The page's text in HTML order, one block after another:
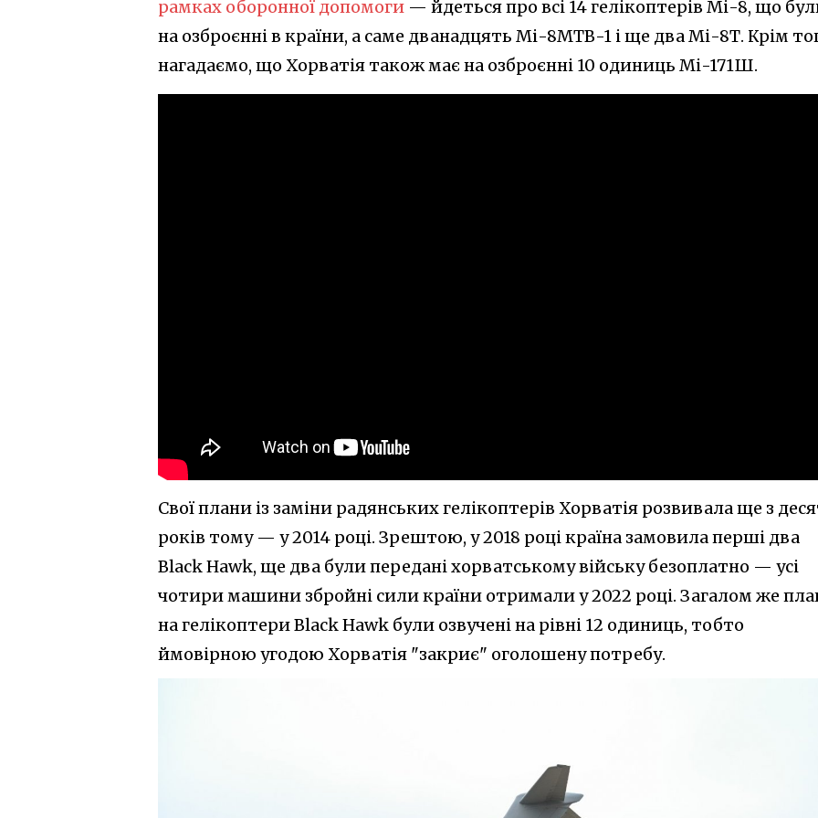
рамках оборонної допомоги — йдеться про всі 14 гелікоптерів Мі-8, що
на озброєнні в країни, а саме дванадцять Мі-8МТВ-1 і ще два Мі-8Т. Крім
нагадаємо, що Хорватія також має на озброєнні 10 одиниць Мі-171Ш.
Свої плани із заміни радянських гелікоптерів Хорватія розвивала ще з
років тому — у 2014 році. Зрештою, у 2018 році країна замовила перші два
Black Hawk, ще два були передані хорватському війську безоплатно — усі
чотири машини збройні сили країни отримали у 2022 році. Загалом же
на гелікоптери Black Hawk були озвучені на рівні 12 одиниць, тобто
ймовірною угодою Хорватія "закриє" оголошену потребу.